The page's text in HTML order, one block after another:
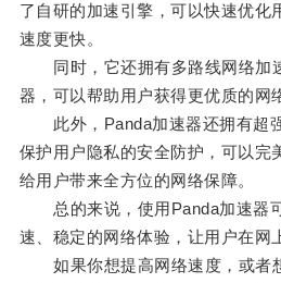
了自研的加速引擎，可以快速优化
速度更快。
同时，它还拥有多路线网络加
器，可以帮助用户获得更优质的网
此外，Panda加速器还拥有超
保护用户隐私的安全防护，可以完
给用户带来全方位的网络保障。
总的来说，使用Panda加速器
速、稳定的网络体验，让用户在网
如果你想提高网络速度，或者